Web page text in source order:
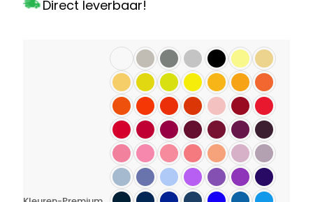
Direct leverbaar!